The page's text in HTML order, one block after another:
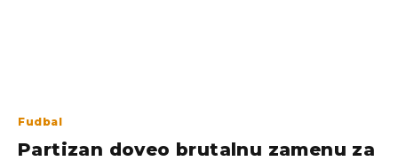
Fudbal
Partizan doveo brutalnu zamenu za